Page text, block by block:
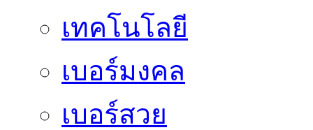
เทคโนโลยี
เบอร์มงคล
เบอร์สวย